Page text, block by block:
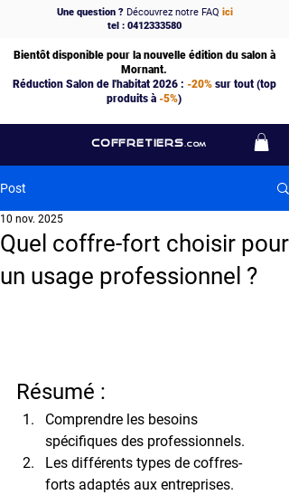
COFFRETIERS .COM
Une question ?Découvrez notre FAQ ici
tel : 0412333580
Bientôt disponible pour la nouvelle édition du salon à
Mornant.
Réduction Salon de l'habitat 2026 : -20%sur tout (top
produits à -5%)
Post
Quel coffre-fort choisir pour
un usage professionnel ?
10 nov. 2025
Résumé :
Comprendre les besoins
spécifiques des professionnels.
Les différents types de coffres-
forts adaptés aux entreprises.